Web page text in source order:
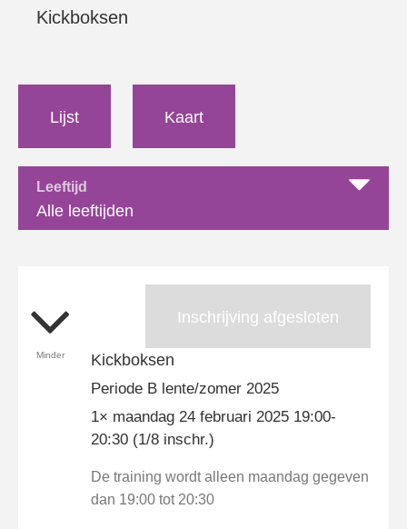
Kickboksen
Lijst Kaart
Leeftijd
Alle leeftijden
Inschrijving afgesloten
Minder Kickboksen
Periode B lente/zomer 2025
1× maandag 24 februari 2025 19:00-
20:30 (1/8 inschr.)
De training wordt alleen maandag gegeven
dan 19:00 tot 20:30